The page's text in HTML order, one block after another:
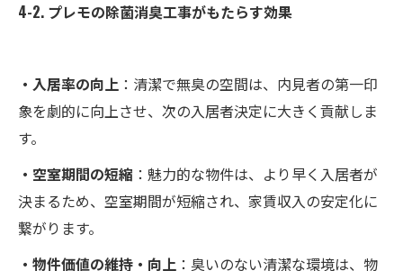
4-2. プレモの除菌消臭工事がもたらす効果
・入居率の向上 ：清潔で無臭の空間は、内見者の第一印
象を劇的に向上させ、次の入居者決定に大きく貢献しま
す。
・空室期間の短縮 ：魅力的な物件は、より早く入居者が
決まるため、空室期間が短縮され、家賃収入の安定化に
繋がります。
・物件価値の維持・向上 ：臭いのない清潔な環境は、物